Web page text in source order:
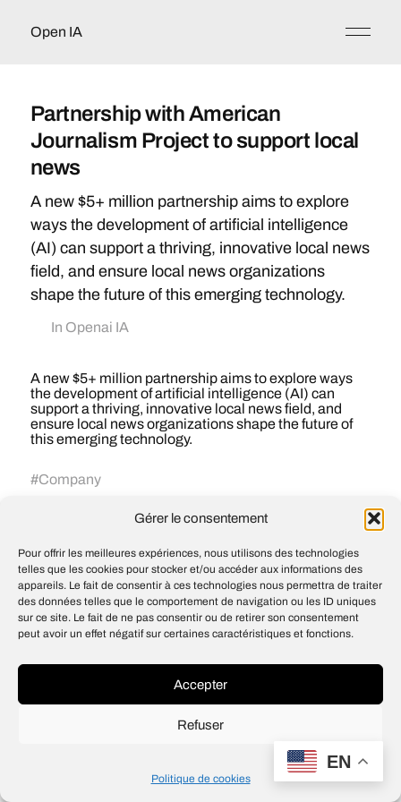
Gérer le consentement
Pour offrir les meilleures expériences, nous utilisons des technologies
telles que les cookies pour stocker et/ou accéder aux informations des
appareils. Le fait de consentir à ces technologies nous permettra de traiter
des données telles que le comportement de navigation ou les ID uniques
sur ce site. Le fait de ne pas consentir ou de retirer son consentement
peut avoir un effet négatif sur certaines caractéristiques et fonctions.
Accepter
Refuser
Politique de cookies
Open IA
Partnership with American
Journalism Project to support local
news
A new $5+ million partnership aims to explore
ways the development of artificial intelligence
(AI) can support a thriving, innovative local news
field, and ensure local news organizations
shape the future of this emerging technology.
In Openai IA
A new $5+ million partnership aims to explore ways
the development of artificial intelligence (AI) can
support a thriving, innovative local news field, and
ensure local news organizations shape the future of
this emerging technology.
#Company
Accurately analyzing large scale
qualitative data
Custom instructions for ChatGPT
DesignJean-Louis Maso
EN